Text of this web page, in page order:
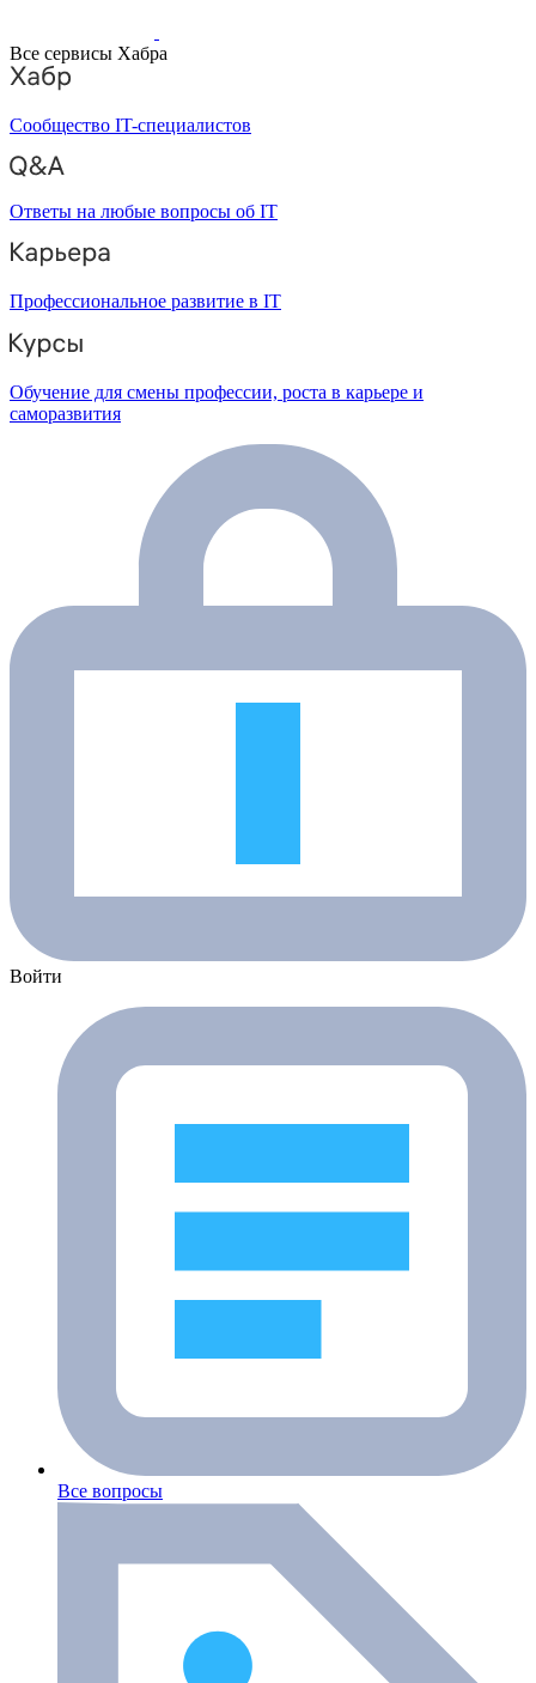
Все сервисы Хабра
Сообщество IT-специалистов
Ответы на любые вопросы об IT
Профессиональное развитие в IT
Обучение для смены профессии, роста в карьере и
саморазвития
Войти
Все вопросы